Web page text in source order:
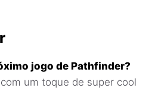
jogo de Pathfinder?
um toque de super cool